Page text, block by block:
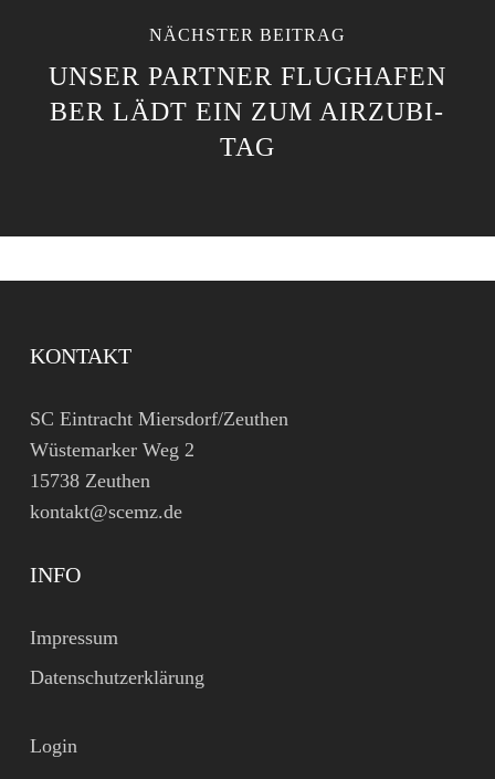
NÄCHSTER BEITRAG
UNSER PARTNER FLUGHAFEN
BER LÄDT EIN ZUM AIRZUBI-
TAG
KONTAKT
SC Eintracht Miersdorf/Zeuthen
Wüstemarker Weg 2
15738 Zeuthen
kontakt@scemz.de
INFO
Impressum
Datenschutzerklärung
Login